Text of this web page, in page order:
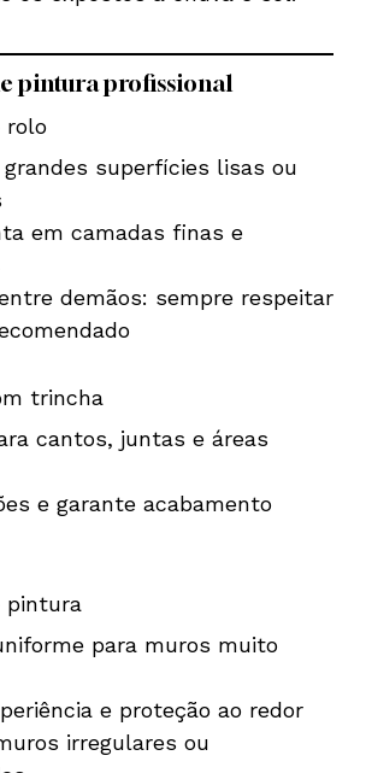
pintura profissional
rolo
grandes superfícies lisas ou
em camadas finas e
demãos: sempre respeitar
trincha
cantos, juntas e áreas
e garante acabamento
pintura
para muros muito
e proteção ao redor
irregulares ou